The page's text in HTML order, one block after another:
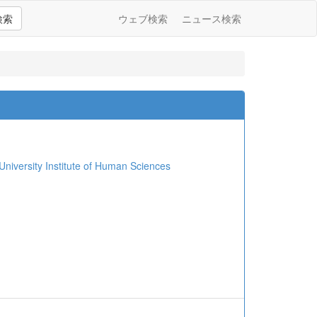
索 ウェブ検索 ニュース検索
Institute of Human Sciences